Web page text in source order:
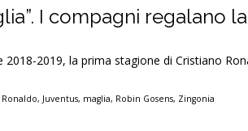
I compagni regalano
2018-2019, la prima stagione di Cristiano
Ronaldo, Juventus, maglia, Robin Gosens, Zingonia